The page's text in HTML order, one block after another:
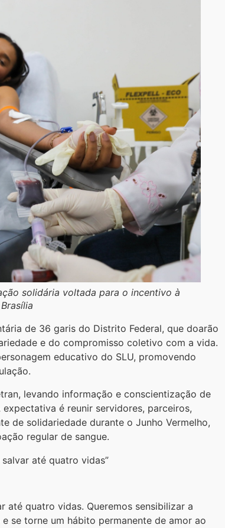
solidária voltada para o incentivo à
de 36 garis do Distrito Federal, que doarão
e do compromisso coletivo com a vida.
educativo do SLU, promovendo
levando informação e conscientização de
é reunir servidores, parceiros,
de solidariedade durante o Junho Vermelho,
regular de sangue.
até quatro vidas”
até quatro vidas. Queremos sensibilizar a
se torne um hábito permanente de amor ao